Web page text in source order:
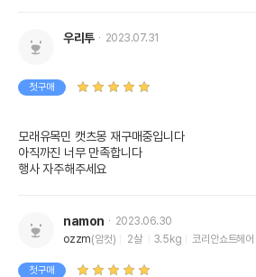
우리투 2023.07.31
첫구매
모래유목민 캣츠몽 재구매중입니다
아직까진 너무 만족합니다
행사 자주해주세요
namon
2023.06.30
ozzm(암컷) 2살 3.5kg 코리안쇼트헤어
첫구매